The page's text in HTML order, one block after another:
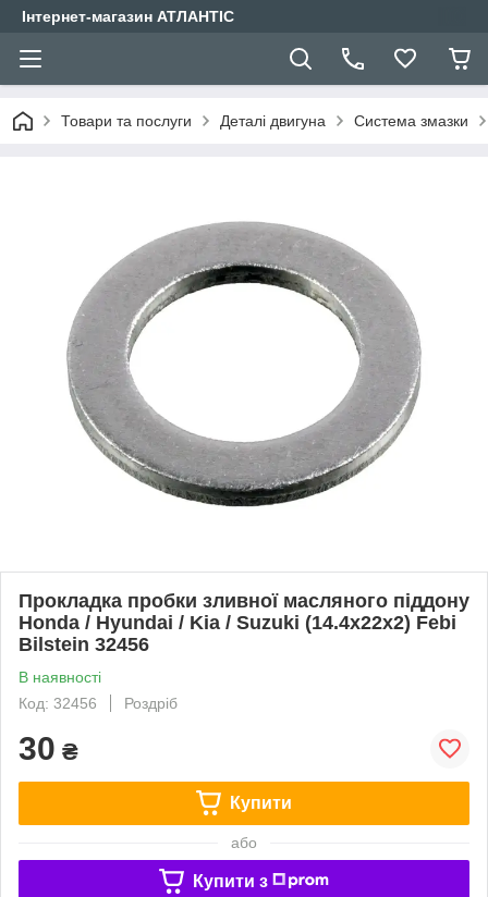
Інтернет-магазин АТЛАНТІС
Товари та послуги Деталі двигуна Система змазки
Прокладка пробки зливної масляного піддону
Honda / Hyundai / Kia / Suzuki (14.4x22x2) Febi
Bilstein 32456
В наявності
Код: 32456
Роздріб
30 ₴
Купити
або
Купити з